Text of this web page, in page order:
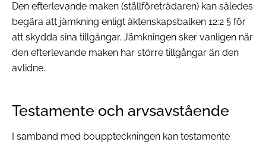
Den efterlevande maken (ställföreträdaren) kan således
begära att jämkning enligt äktenskapsbalken 12:2 § för
att skydda sina tillgångar. Jämkningen sker vanligen när
den efterlevande maken har större tillgångar än den
avlidne.
Testamente och arvsavstående
I samband med bouppteckningen kan testamente